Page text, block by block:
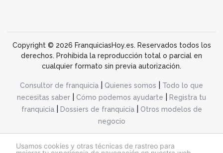
Usamos cookies y otras técnicas de rastreo para
Copyright © 2026 FranquiciasHoy.es. Reservados todos los
derechos. Prohibida la reproducción total o parcial en
cualquier formato sin previa autorización.
Consultor de franquicia Quienes somos
Todo lo que
necesitas saber
Cómo podemos ayudarte
Registra tu
franquicia| Dossiers de franquicia|
Otros modelos de
negocio